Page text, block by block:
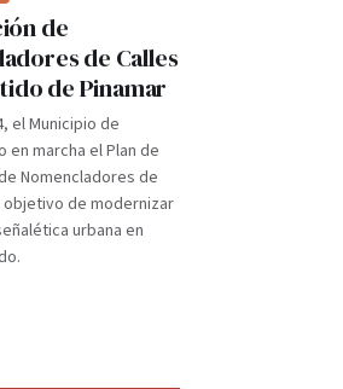
de
de Calles
de Pinamar
el Municipio de
en marcha el Plan de
Nomencladores de
objetivo de modernizar
urbana en